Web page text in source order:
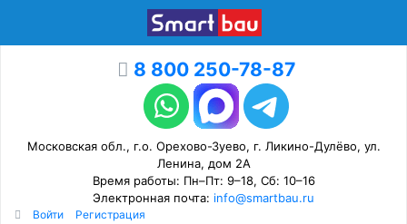
8 800 250-78-87
Московская обл., г.о. Орехово-Зуево, г. Ликино-Дулёво, ул.
Ленина, дом 2А
Время работы: Пн–Пт: 9–18, Сб: 10–16
Электронная почта: info@smartbau.ru
Войти
Регистрация